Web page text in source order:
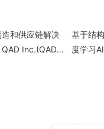
和供应链解决
Inc.(QADA/
基于结
度学习